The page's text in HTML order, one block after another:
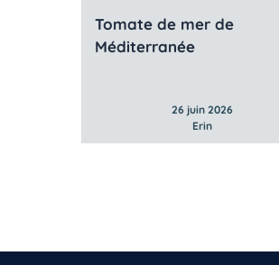
Tomate de mer de
Méditerranée
26 juin 2026
Erin